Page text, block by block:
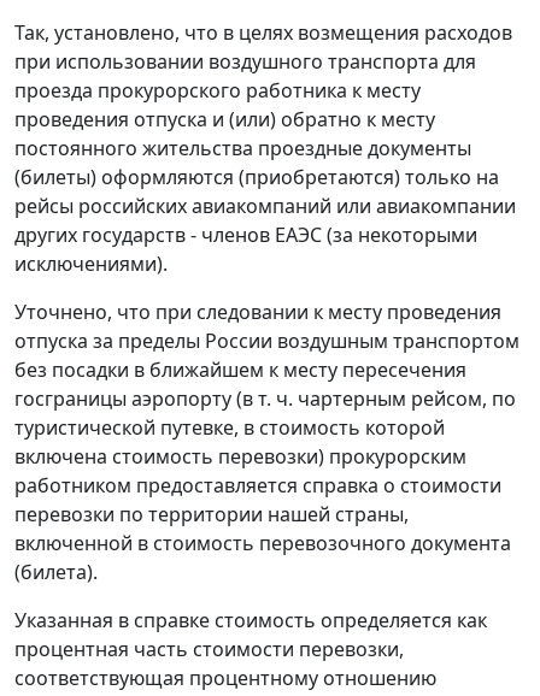
Так, установлено, что в целях возмещения расходов
при использовании воздушного транспорта для
проезда прокурорского работника к месту
проведения отпуска и (или) обратно к месту
постоянного жительства проездные документы
(билеты) оформляются (приобретаются) только на
рейсы российских авиакомпаний или авиакомпании
других государств - членов ЕАЭС (за некоторыми
исключениями).
Уточнено, что при следовании к месту проведения
отпуска за пределы России воздушным транспортом
без посадки в ближайшем к месту пересечения
госграницы аэропорту (в т. ч. чартерным рейсом, по
туристической путевке, в стоимость которой
включена стоимость перевозки) прокурорским
работником предоставляется справка о стоимости
перевозки по территории нашей страны,
включенной в стоимость перевозочного документа
(билета).
Указанная в справке стоимость определяется как
процентная часть стоимости перевозки,
соответствующая процентному отношению